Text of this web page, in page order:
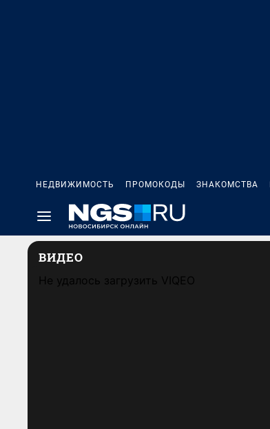
НЕДВИЖИМОСТЬ ПРОМОКОДЫ ЗНАКОМСТВА
ВИДЕО
Не удалось загрузить VIQEO